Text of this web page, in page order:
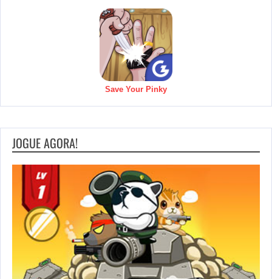
Save Your Pinky
JOGUE AGORA!